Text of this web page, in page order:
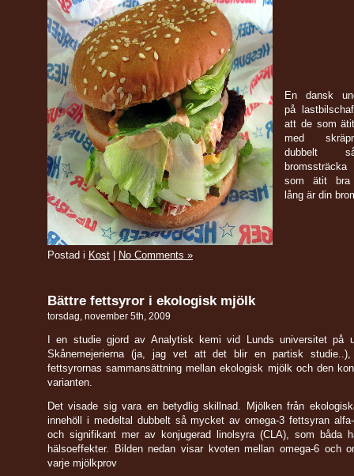
En dansk
på
att de som
med
dubbelt
som ätit bra
lång är din
Postad i Kost No Comments »
Bättre fettsyror i ekologisk mjölk
torsdag, november 5th, 2009
I en studie gjord av Analytisk kemi vid Lunds universitet på
Skånemejerierna (ja, jag vet att det blir en partisk studie..),
fettsyrornas sammansättning mellan ekologisk mjölk och den
varianten.
Det visade sig vara en betydlig skillnad. Mjölken från
innehöll i medeltal dubbelt så mycket av omega-3 fettsyran
och signifikant mer av konjugerad linolsyra (CLA), som båda
hälsoeffekter. Bilden nedan visar kvoten mellan omega-6 och
varje mjölkprov